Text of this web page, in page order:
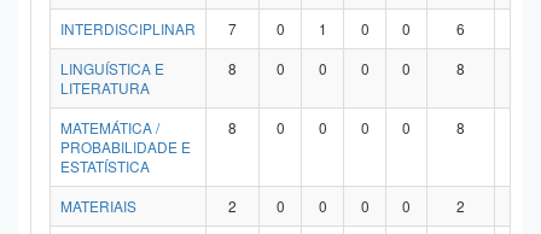
INTERDISCIPLINAR
7 0 1 0 0 6
LINGUÍSTICA E
LITERATURA
8 0 0 0 0 8
MATEMÁTICA /
PROBABILIDADE E
ESTATÍSTICA
8 0 0 0 0 8
MATERIAIS 2 0 0 0 0 2